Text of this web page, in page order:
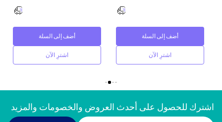
أضف إلى السلة
اشترِ الآن
أضف إلى السلة
اشترِ الآن
اشترك للحصول على أحدث العروض والخصومات والمزيد